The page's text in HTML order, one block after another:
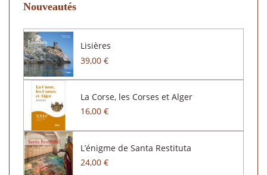
Nouveautés
Lisières
39,00 €
La Corse, les Corses et Alger
16,00 €
L’énigme de Santa Restituta
24,00 €